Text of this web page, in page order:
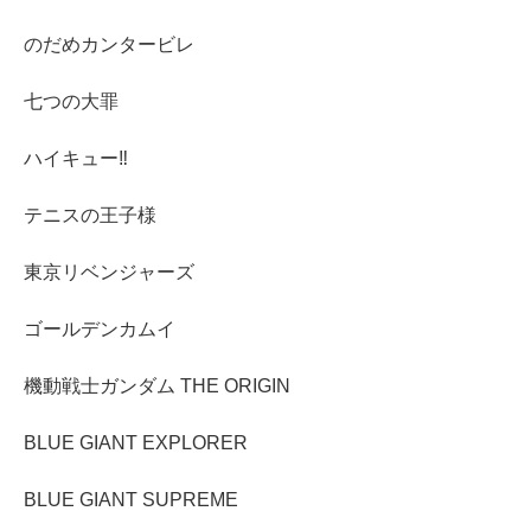
のだめカンタービレ
七つの大罪
ハイキュー‼︎
テニスの王子様
東京リベンジャーズ
ゴールデンカムイ
機動戦士ガンダム THE ORIGIN
BLUE GIANT EXPLORER
BLUE GIANT SUPREME